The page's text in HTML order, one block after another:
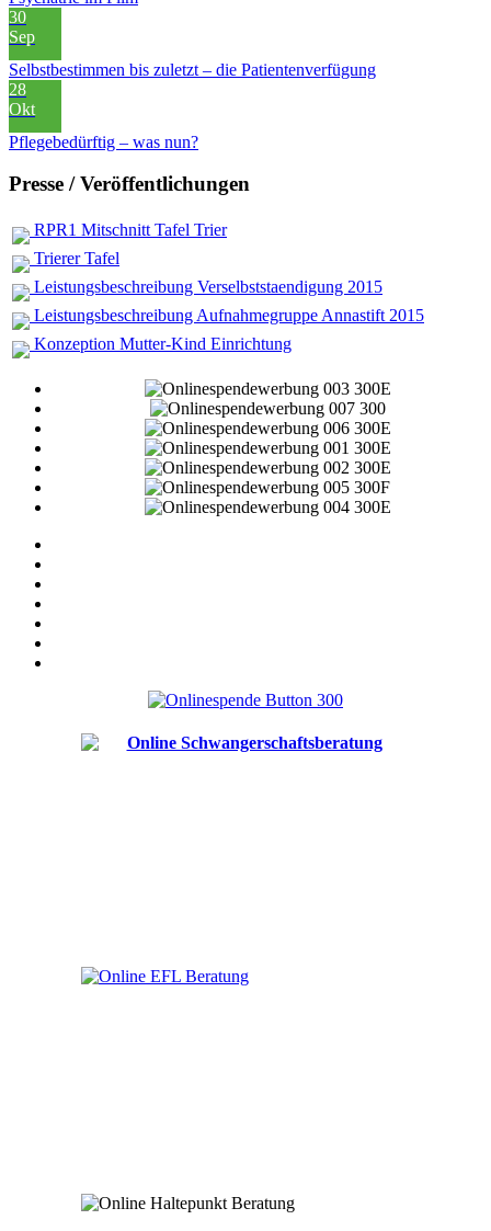
30
Sep
Selbstbestimmen bis zuletzt – die Patientenverfügung
28
Okt
Pflegebedürftig – was nun?
Presse / Veröffentlichungen
RPR1 Mitschnitt Tafel Trier
Trierer Tafel
Leistungsbeschreibung Verselbststaendigung 2015
Leistungsbeschreibung Aufnahmegruppe Annastift 2015
Konzeption Mutter-Kind Einrichtung